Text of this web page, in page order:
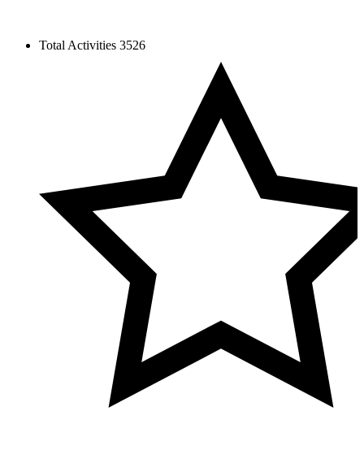
Total Activities 3526